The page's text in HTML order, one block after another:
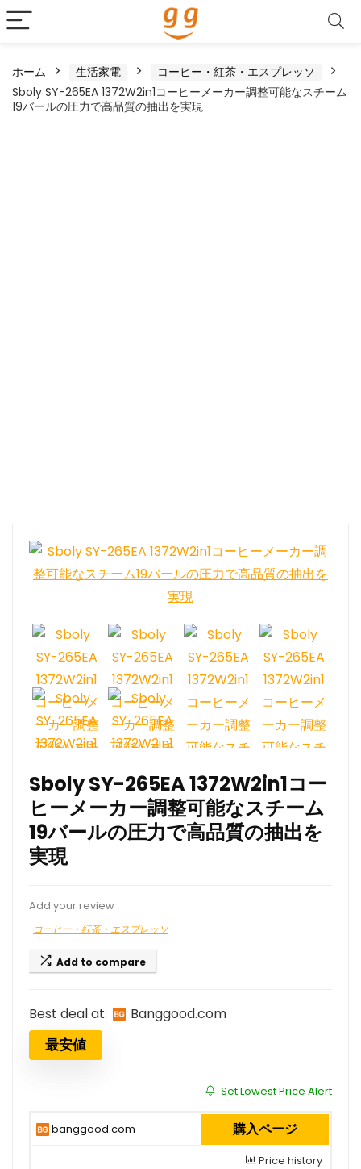
ホーム 生活家電
コーヒー・紅茶・エスプレッソ
Sboly SY-265EA 1372W2in1コーヒーメーカー調整可能なスチーム
19バールの圧力で高品質の抽出を実現
Sboly SY-265EA 1372W2in1コー
ヒーメーカー調整可能なスチーム
19バールの圧力で高品質の抽出を
実現
Add your review
コーヒー・紅茶・エスプレッソ
Add to compare
Best deal at: banggood.com
最安値
Set Lowest Price Alert
banggood.com 購入ページ
Price history